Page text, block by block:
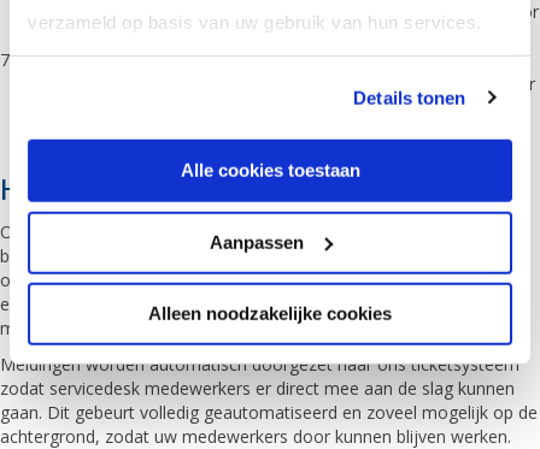
verzameld op basis van uw gebruik van hun services.
Details tonen
Alle cookies toestaan
Aanpassen
Alleen noodzakelijke cookies
onbeperkt contact kunnen opnemen met de KNS Servicedesk voor
ondersteuning.
Kosten onder controle: door een vaste prijs per maand is uw IT-
budget beter voorspelbaar, er zijn geen onverwachte kosten meer
en geplande vervanging helpt voor minder uitval en verlies van
Hoe werkt het en wat heeft u nodig?
Om uw ICT-omgeving te kunnen koppelen aan ons monitoring- en
beheersysteem heeft u alleen een internetverbinding nodig. Vanuit
ons centrale monitoringsysteem worden alle gegevens beoordeeld
en voeren wij geautomatiseerd onderhoud uit om storingen zoveel
mogelijk te voorkomen.
Meldingen worden automatisch doorgezet naar ons ticketsysteem
zodat servicedesk medewerkers er direct mee aan de slag kunnen
gaan. Dit gebeurt volledig geautomatiseerd en zoveel mogelijk op de
achtergrond, zodat uw medewerkers door kunnen blijven werken.